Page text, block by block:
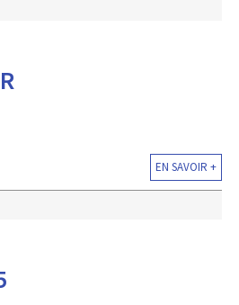
EN SAVOIR +